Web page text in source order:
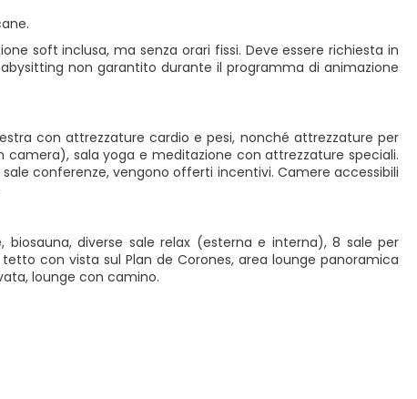
diverse sale relax (esterna e interna), 8 sale per
con vista sul Plan de Corones, area lounge panoramica
lounge con camino.
con attrezzature cardio e pesi, nonché attrezzature per
sala yoga e meditazione con attrezzature speciali.
conferenze, vengono offerti incentivi. Camere accessibili
soft inclusa, ma senza orari fissi. Deve essere richiesta in
non garantito durante il programma di animazione